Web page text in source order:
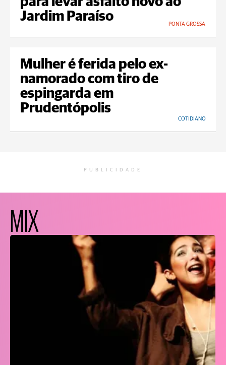
Jardim Paraíso
PONTA GROSSA
Mulher é ferida pelo ex-
namorado com tiro de
espingarda em
Prudentópolis
COTIDIANO
PUBLICIDADE
MIX